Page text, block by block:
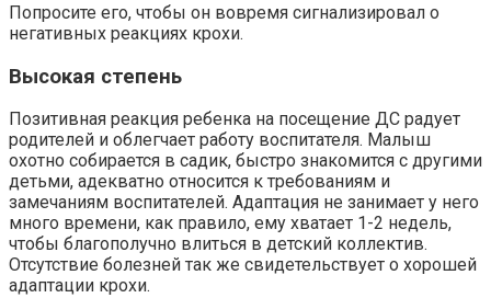
Попросите его, чтобы он вовремя сигнализировал о
негативных реакциях крохи.
Высокая степень
Позитивная реакция ребенка на посещение ДС радует
родителей и облегчает работу воспитателя. Малыш
охотно собирается в садик, быстро знакомится с другими
детьми, адекватно относится к требованиям и
замечаниям воспитателей. Адаптация не занимает у него
много времени, как правило, ему хватает 1-2 недель,
чтобы благополучно влиться в детский коллектив.
Отсутствие болезней так же свидетельствует о хорошей
адаптации крохи.